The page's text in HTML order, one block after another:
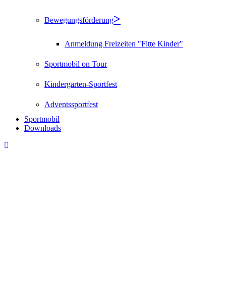
Bewegungsförderung
Anmeldung Freizeiten "Fitte Kinder"
Sportmobil on Tour
Kindergarten-Sportfest
Adventssportfest
Sportmobil
Downloads